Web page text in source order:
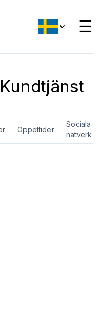
☰
Öppettider
Sociala
nätverk